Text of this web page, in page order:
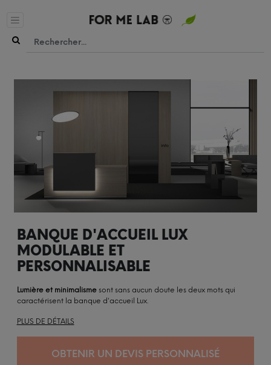
BANQUE D'ACCUEIL LUX
MODULABLE ET
PERSONNALISABLE
Lumière et minimalismesont sans aucun doute les deux mots qui
caractérisent la banque d'accueil Lux.
PLUS DE DÉTAILS
OBTENIR UN DEVIS PERSONNALISÉ